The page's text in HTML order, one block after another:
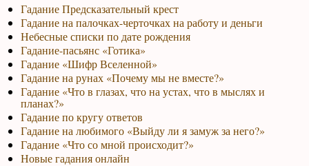
Гадание Предсказательный крест
Гадание на палочках-черточках на работу и деньги
Небесные списки по дате рождения
Гадание-пасьянс «Готика»
Гадание «Шифр Вселенной»
Гадание на рунах «Почему мы не вместе?»
Гадание «Что в глазах, что на устах, что в мыслях и
планах?»
Гадание по кругу ответов
Гадание на любимого «Выйду ли я замуж за него?»
Гадание «Что со мной происходит?»
Новые гадания онлайн